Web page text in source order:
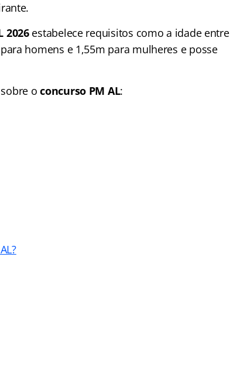
2026 estabelece requisitos como a idade entre
homens e 1,55m para mulheres e posse
sobre oconcurso PM AL: